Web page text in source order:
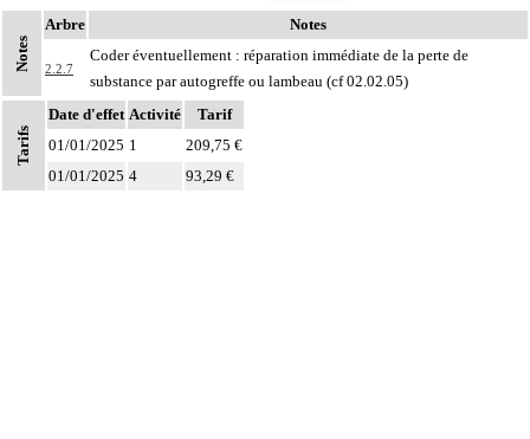
Notes
Arbre Notes
2.2.7
Coder éventuellement : réparation immédiate de la perte de
substance par autogreffe ou lambeau (cf 02.02.05)
Tarifs
Date d'effet Activité
Tarif
01/01/2025 1
209,75 €
01/01/2025 4 93,29 €